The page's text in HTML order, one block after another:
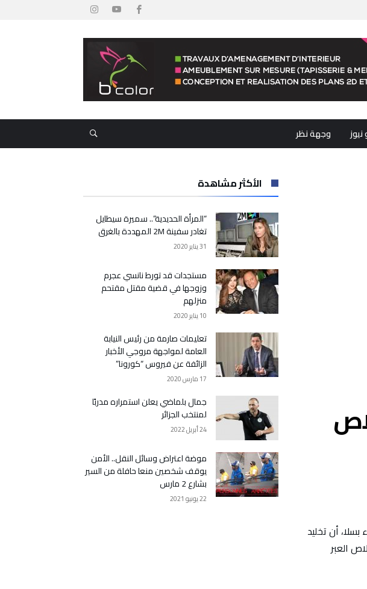
وجهة نظر
أن تخليد
لاستخلاص العبر
الأكثر مشاهدة
“المرأة الحديدية”.. سميرة سيطايل
تغادر سفينة 2M المهددة بالغرق
31 يناير 2020
مستجدات قد تورط نانسي عجرم
وزوجها في قضية مقتل مقتحم
منزلهم
10 يناير 2020
تعليمات صارمة من رئيس النيابة
العامة لمواجهة مروجي الأخبار
الزائفة عن فيروس “كورونا”
17 مارس 2020
جمال بلماضي يعلن استمراره مدربًا
لمنتخب الجزائر
24 أبريل 2022
موضة اعتراض وسائل النقل.. الأمن
يوقف شخصين منعا حافلة من السير
بشارع 2 مارس
22 يونيو 2021